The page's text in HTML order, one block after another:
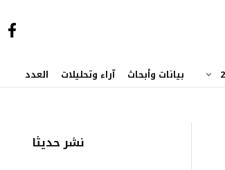
بيانات وأبحاث آراء وتحليلات العدد
نشر حديثا